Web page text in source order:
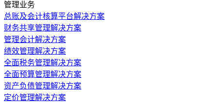
管理业务
总账及会计核算平台解决方案
财务共享管理解决方案
管理会计解决方案
绩效管理解决方案
全面税务管理解决方案
全面预算管理解决方案
资产负债管理解决方案
定价管理解决方案